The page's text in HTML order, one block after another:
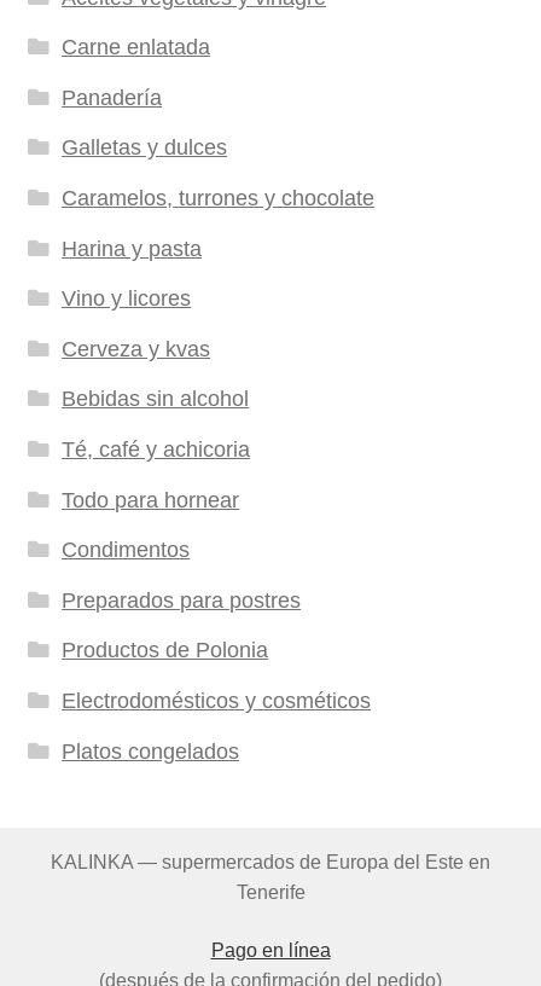
Carne enlatada
Panadería
Galletas y dulces
Caramelos, turrones y chocolate
Harina y pasta
Vino y licores
Cerveza y kvas
Bebidas sin alcohol
Té, café y achicoria
Todo para hornear
Condimentos
Preparados para postres
Productos de Polonia
Electrodomésticos y cosméticos
Platos congelados
KALINKA — supermercados de Europa del Este en
Tenerife
Pago en línea
(después de la confirmación del pedido)